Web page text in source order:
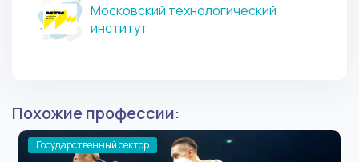
Московский технологический
институт
Похожие профессии:
Государственный сектор